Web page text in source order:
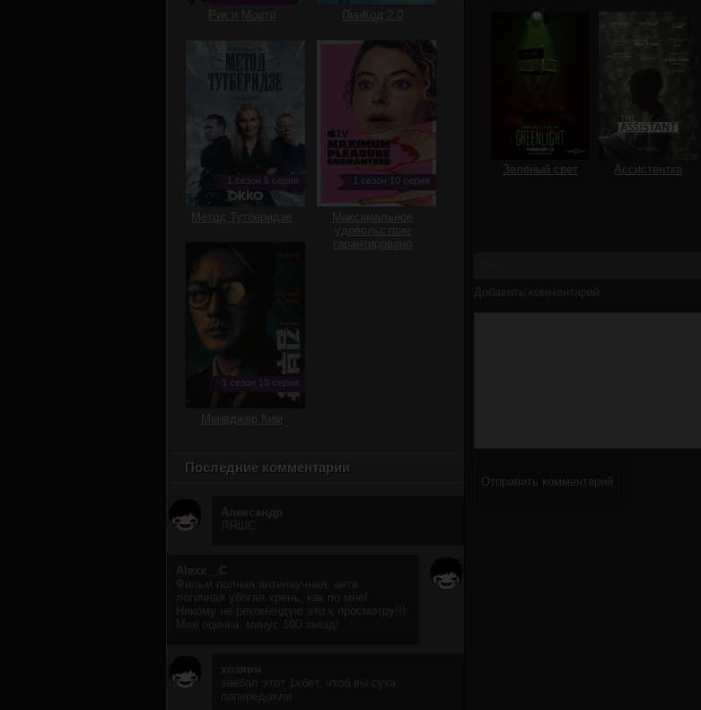
Зелёный свет Ассистентка
Добавить комментарий
Отправить комментарий
Рик и Морти ПинКод 2.0
1 сезон 6 серия
Метод Тутберидзе
1 сезон 10 серия
Максимальное
удовольствие
гарантировано
1 сезон 10 серия
Менеджер Ким
Последние комментарии
Александр
ЛЯШС
Alexx__C
Фильм полная антинаучная, анти
логичная убогая хрень, как по мне!
Никому не рекомендую это к просмотру!!!
Моя оценка: минус 100 звёзд!
хозяин
заебал этот 1хбет, чтоб вы сука
попередохли